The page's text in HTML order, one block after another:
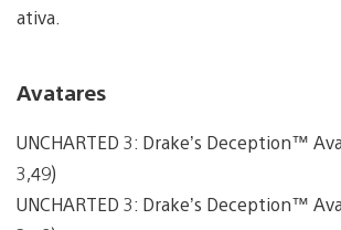
ativa.
Avatares
UNCHARTED 3: Drake’s Deception™
3,49)
UNCHARTED 3: Drake’s Deception™